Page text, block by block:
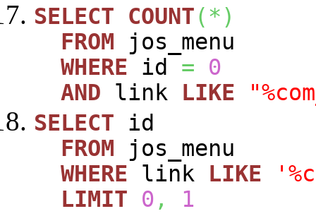
SELECT
COUNT(*)
FROM jos_menu
WHERE id =
0
AND link LIKE
SELECT id
FROM jos_menu
WHERE link LIKE
LIMIT
0 ,
1